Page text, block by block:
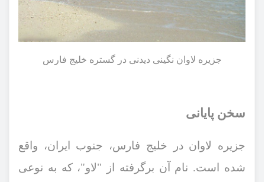
جزیره لاوان نگینی دیدنی در گستره خلیج فارس
سخن پایانی
جزیره لاوان در خلیج فارس، جنوب ایران، واقع
شده است. نام آن برگرفته از "لاو"، که به نوعی